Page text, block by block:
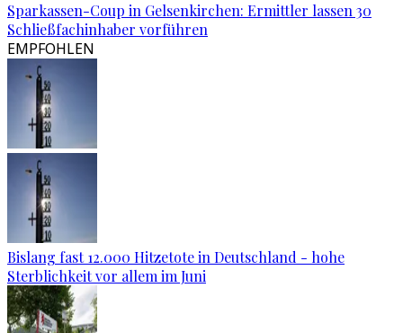
Sparkassen-Coup in Gelsenkirchen: Ermittler lassen 30
Schließfachinhaber vorführen
EMPFOHLEN
Bislang fast 12.000 Hitzetote in Deutschland - hohe
Sterblichkeit vor allem im Juni